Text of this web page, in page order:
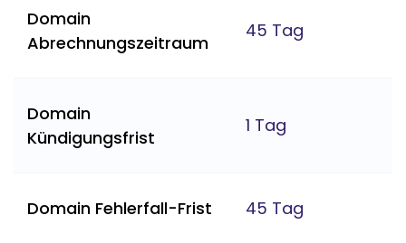
Domain
Abrechnungszeitraum
45 Tag
Domain
Kündigungsfrist
1 Tag
Domain Fehlerfall-Frist 45 Tag